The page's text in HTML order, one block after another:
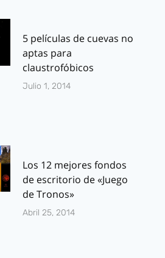
5 películas de cuevas no
aptas para
claustrofóbicos
Julio 1, 2014
Los 12 mejores fondos
de escritorio de «Juego
de Tronos»
Abril 25, 2014